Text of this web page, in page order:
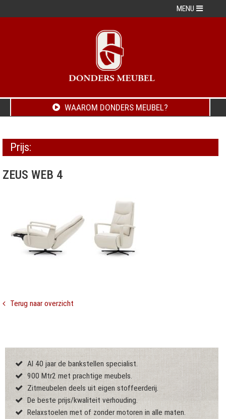
MENU
WAAROM DONDERS MEUBEL?
Prijs:
ZEUS WEB 4
Terug naar overzicht
Al 40 jaar de bankstellen specialist.
900 Mtr2 met prachtige meubels.
Zitmeubelen deels uit eigen stoffeerderij.
De beste prijs/kwaliteit verhouding.
Relaxstoelen met of zonder motoren in alle maten.